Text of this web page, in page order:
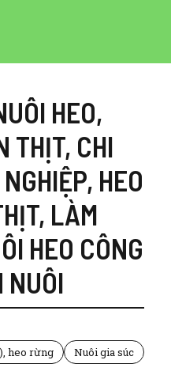
HEO,
THỊT, CHI
, HEO
, LÀM
HEO CÔNG
NUÔI
heo rừng Nuôi gia súc